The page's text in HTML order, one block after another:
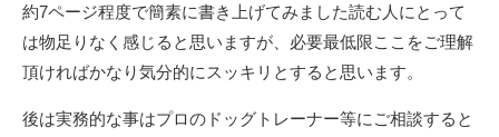
約7ページ程度で簡素に書き上げてみました読む人にとって
は物足りなく感じると思いますが、必要最低限ここをご理解
頂ければかなり気分的にスッキリとすると思います。
後は実務的な事はプロのドッグトレーナー等にご相談すると